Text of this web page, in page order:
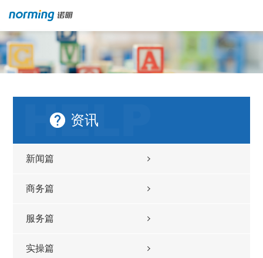
资讯
新闻篇
商务篇
服务篇
实操篇